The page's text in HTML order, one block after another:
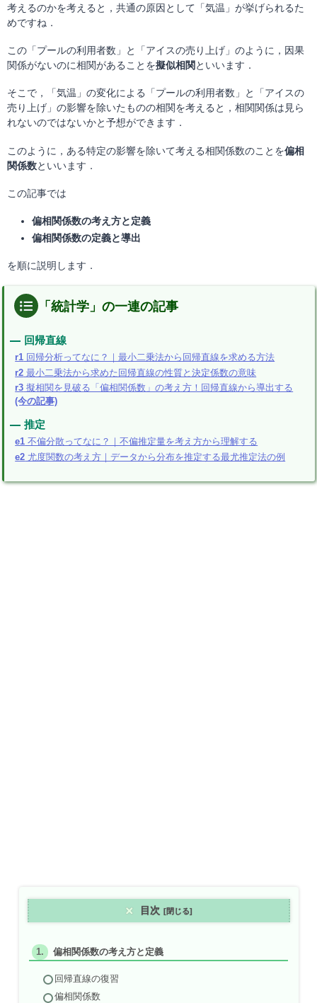
考えるのかを考えると，共通の原因として「気温」が挙げられるた
めですね．
この「プールの利用者数」と「アイスの売り上げ」のように，因果
関係がないのに相関があることを擬似相関といいます．
そこで，「気温」の変化による「プールの利用者数」と「アイスの
売り上げ」の影響を除いたものの相関を考えると，相関関係は見ら
れないのではないかと予想ができます．
このように，ある特定の影響を除いて考える相関係数のことを偏相
関係数といいます．
この記事では
偏相関係数の考え方と定義
偏相関係数の定義と導出
を順に説明します．
「統計学」の一連の記事
回帰直線
r1 回帰分析ってなに？｜最小二乗法から回帰直線を求める方法
r2 最小二乗法から求めた回帰直線の性質と決定係数の意味
r3 擬相関を見破る「偏相関係数」の考え方！回帰直線から導出する
(今の記事)
推定
e1 不偏分散ってなに？｜不偏推定量を考え方から理解する
e2 尤度関数の考え方｜データから分布を推定する最尤推定法の例
目次
偏相関係数の考え方と定義
回帰直線の復習
偏相関係数